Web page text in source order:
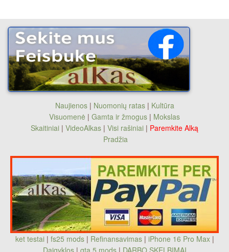
Naujienos| Nuomonių ratas| Kultūra
Visuomenė | Gamta ir žmogus | Mokslas
Skaitiniai | VideoAlkas | Visi rašiniai | Paremkite Alką
Pradžia
ket testai | fs25 mods| Refinansavimas| iPhone 16 Pro Max|
Daigyklos| gta 5 mods | DARBO SKELBIMAI